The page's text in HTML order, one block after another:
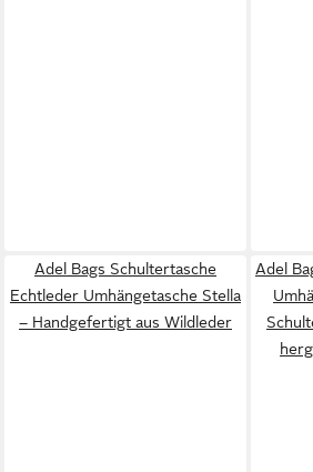
Adel Bags Schultertasche
Echtleder Umhängetasche Stella
– Handgefertigt aus Wildleder
Adel